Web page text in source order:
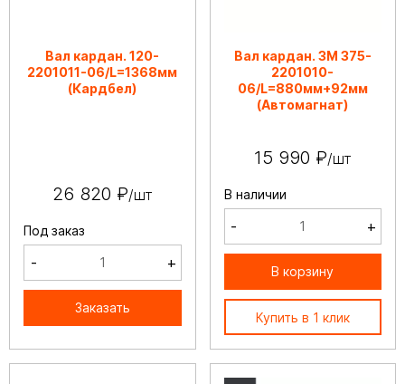
Вал кардан. 120-
2201011-06/L=1368мм
(Кардбел)
26 820 ₽/шт
Под заказ
- +
Заказать
Вал кардан. ЗМ 375-
2201010-
06/L=880мм+92мм
(Автомагнат)
15 990 ₽/шт
В наличии
- +
В корзину
Купить в 1 клик